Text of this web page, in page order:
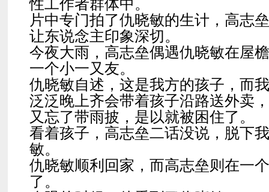
性工作者群体中。
片中专门拍了仇晓敏的生计，高志
让东说念主印象深切。
今夜大雨，高志垒偶遇仇晓敏在屋
一个小一又友。
仇晓敏自述，这是我方的孩子，而
泛泛晚上齐会带着孩子沿路送外卖
又忘了带雨披，是以就被困住了。
看着孩子，高志垒二话没说，脱下
敏。
仇晓敏顺利回家，而高志垒则在一
了。